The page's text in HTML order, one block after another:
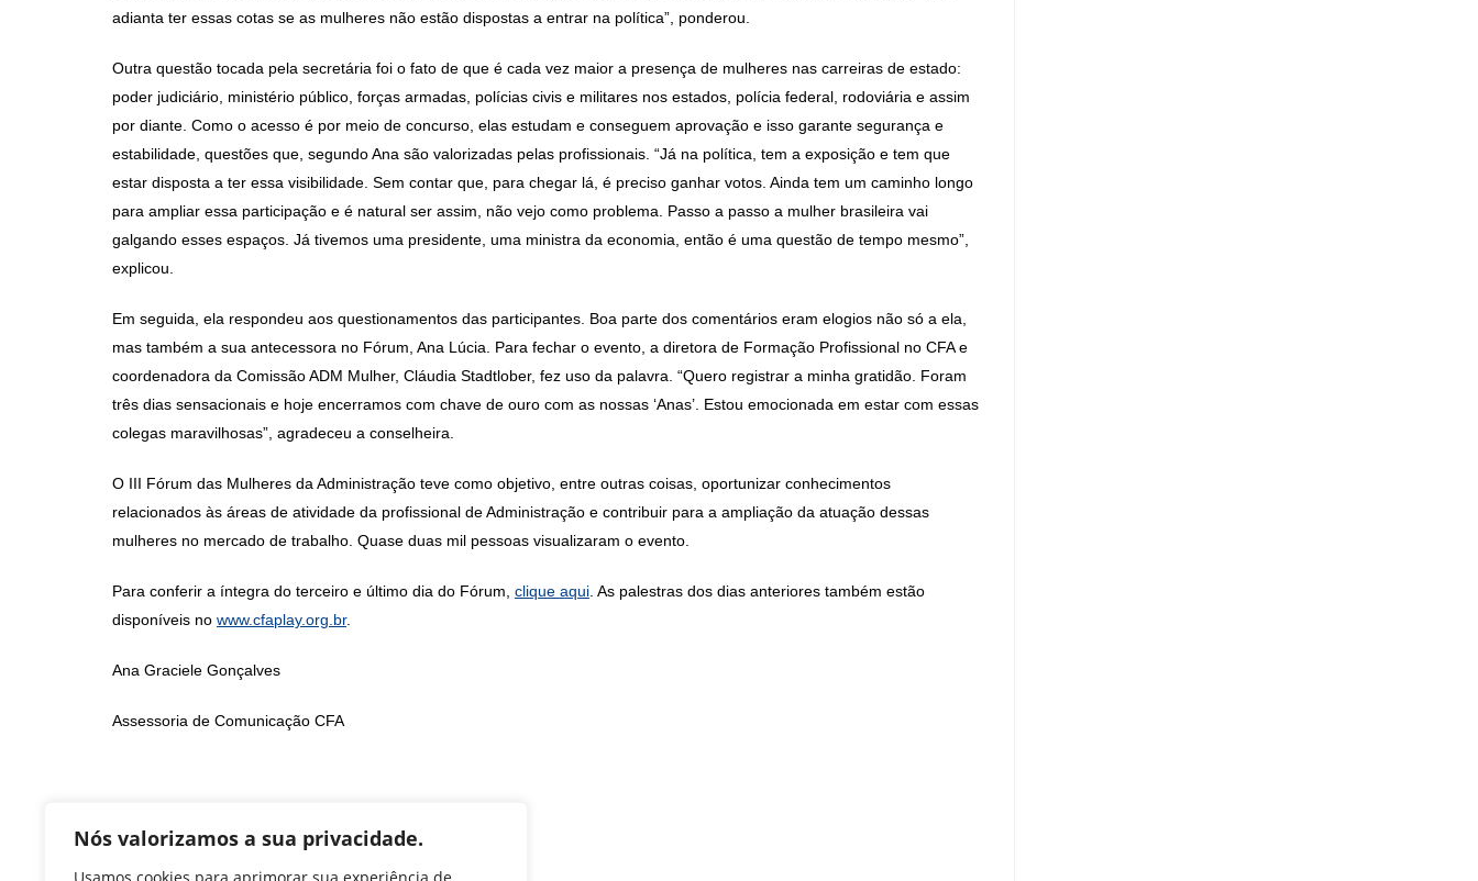
Nós valorizamos a sua privacidade.
adianta ter essas cotas se as mulheres não estão dispostas a entrar na política”, ponderou.
Outra questão tocada pela secretária foi o fato de que é cada vez maior a presença de mulheres nas carreiras de estado:
poder judiciário, ministério público, forças armadas, polícias civis e militares nos estados, polícia federal, rodoviária e assim
por diante. Como o acesso é por meio de concurso, elas estudam e conseguem aprovação e isso garante segurança e
estabilidade, questões que, segundo Ana são valorizadas pelas profissionais. “Já na política, tem a exposição e tem que
estar disposta a ter essa visibilidade. Sem contar que, para chegar lá, é preciso ganhar votos. Ainda tem um caminho longo
para ampliar essa participação e é natural ser assim, não vejo como problema. Passo a passo a mulher brasileira vai
galgando esses espaços. Já tivemos uma presidente, uma ministra da economia, então é uma questão de tempo mesmo”,
explicou.
Em seguida, ela respondeu aos questionamentos das participantes. Boa parte dos comentários eram elogios não só a ela,
mas também a sua antecessora no Fórum, Ana Lúcia. Para fechar o evento, a diretora de Formação Profissional no CFA e
coordenadora da Comissão ADM Mulher, Cláudia Stadtlober, fez uso da palavra. “Quero registrar a minha gratidão. Foram
três dias sensacionais e hoje encerramos com chave de ouro com as nossas ‘Anas’. Estou emocionada em estar com essas
colegas maravilhosas”, agradeceu a conselheira.
O III Fórum das Mulheres da Administração teve como objetivo, entre outras coisas, oportunizar conhecimentos
relacionados às áreas de atividade da profissional de Administração e contribuir para a ampliação da atuação dessas
mulheres no mercado de trabalho. Quase duas mil pessoas visualizaram o evento.
Para conferir a íntegra do terceiro e último dia do Fórum, clique aqui. As palestras dos dias anteriores também estão
disponíveis no www.cfaplay.org.br.
Ana Graciele Gonçalves
Assessoria de Comunicação CFA
F
a
T
w
Li
n
W
h
M
e
Pr
in